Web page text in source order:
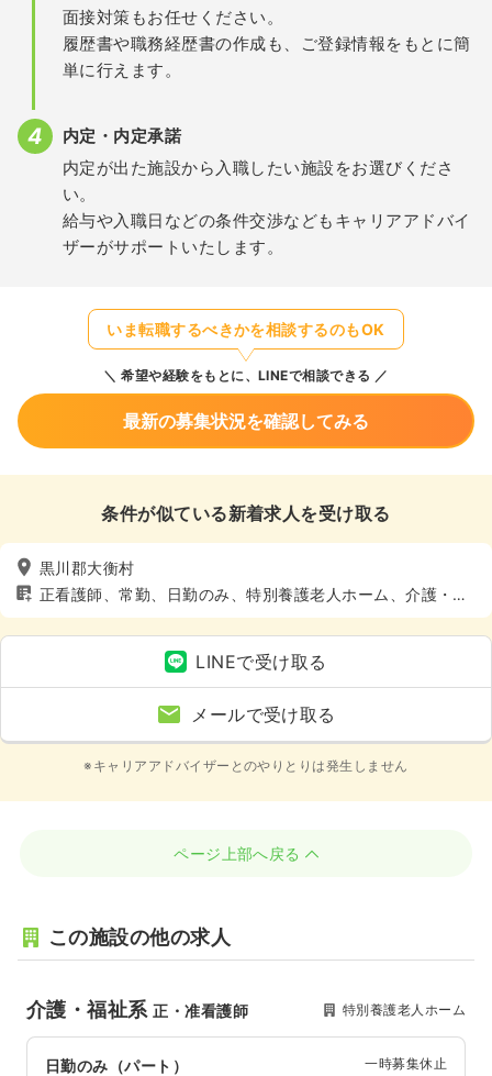
面接対策もお任せください。
履歴書や職務経歴書の作成も、ご登録情報をもとに簡
単に行えます。
内定・内定承諾
内定が出た施設から入職したい施設をお選びくださ
い。
給与や入職日などの条件交渉などもキャリアアドバイ
ザーがサポートいたします。
いま転職するべきかを相談するのもOK
希望や経験をもとに、LINEで相談できる
最新の募集状況を確認してみる
条件が似ている新着求人を受け取る
黒川郡大衡村
正看護師、常勤、日勤のみ、特別養護老人ホーム、介護・福
祉系、4週8休以上
LINEで受け取る
メールで受け取る
※キャリアアドバイザーとのやりとりは発生しません
ページ上部へ戻る
この施設の他の求人
介護・福祉系正・准看護師 特別養護老人ホーム
日勤のみ（パート） 一時募集休止